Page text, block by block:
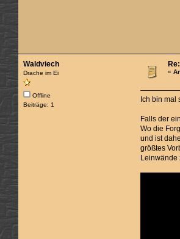
Waldviech
Drache im Ei
Offline
Beiträge: 1
«
Ich bin mal
Falls der
Wo die
und ist
größtes
Leinwände